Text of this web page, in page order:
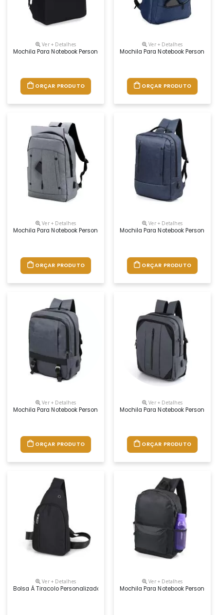
Ver + Detalhes
Mochila Para Notebook Personalizada
ORÇAR PRODUTO
Ver + Detalhes
Mochila Para Notebook
ORÇAR PRODUTO
Ver + Detalhes
Mochila Para Notebook Personalizada
ORÇAR PRODUTO
Ver + Detalhes
Mochila Para Notebook
ORÇAR PRODUTO
Ver + Detalhes
Mochila Para Notebook Personalizada
ORÇAR PRODUTO
Ver + Detalhes
Mochila Para Notebook
ORÇAR PRODUTO
Ver + Detalhes
Bolsa À Tiracolo Personalizada
Ver + Detalhes
Mochila Para Notebook